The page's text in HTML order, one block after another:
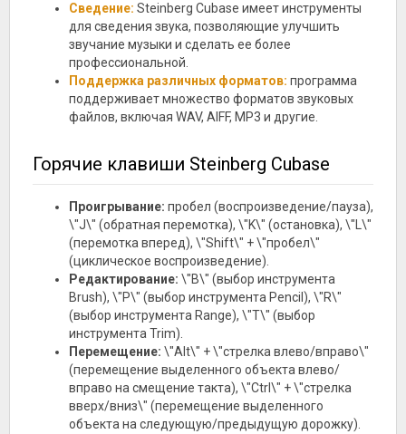
Сведение: Steinberg Cubase имеет инструменты
для сведения звука, позволяющие улучшить
звучание музыки и сделать ее более
профессиональной.
Поддержка различных форматов: программа
поддерживает множество форматов звуковых
файлов, включая WAV, AIFF, MP3 и другие.
Горячие клавиши Steinberg Cubase
Проигрывание: пробел (воспроизведение/пауза),
\"J\" (обратная перемотка), \"K\" (остановка), \"L\"
(перемотка вперед), \"Shift\" + \"пробел\"
(циклическое воспроизведение).
Редактирование: \"B\" (выбор инструмента
Brush), \"P\" (выбор инструмента Pencil), \"R\"
(выбор инструмента Range), \"T\" (выбор
инструмента Trim).
Перемещение: \"Alt\" + \"стрелка влево/вправо\"
(перемещение выделенного объекта влево/
вправо на смещение такта), \"Ctrl\" + \"стрелка
вверх/вниз\" (перемещение выделенного
объекта на следующую/предыдущую дорожку).